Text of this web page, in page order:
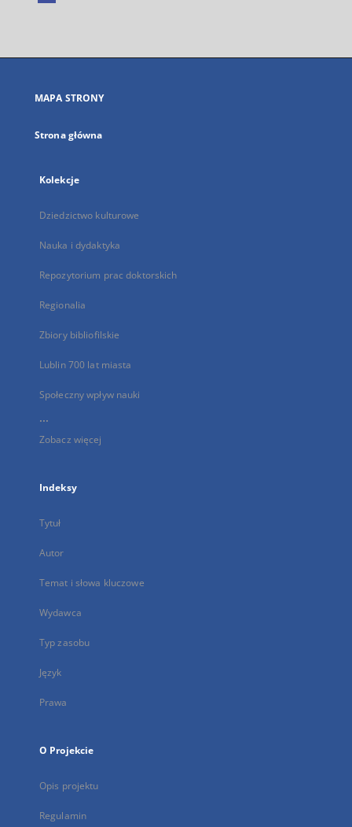
się
karcie
MAPA STRONY
Strona główna
Kolekcje
Dziedzictwo kulturowe
Nauka i dydaktyka
Repozytorium prac doktorskich
Regionalia
Zbiory bibliofilskie
Lublin 700 lat miasta
Społeczny wpływ nauki
...
Zobacz więcej
Indeksy
Tytuł
Autor
Temat i słowa kluczowe
Wydawca
Typ zasobu
Język
Prawa
O Projekcie
Opis projektu
Regulamin